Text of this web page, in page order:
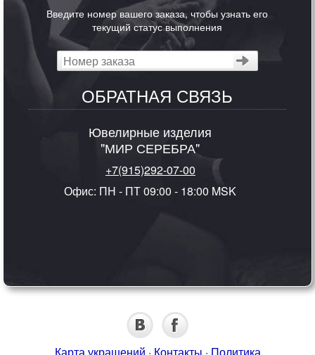
Введите номер вашего заказа, чтобы узнать его
текущий статус выполнения
ОБРАТНАЯ СВЯЗЬ
Ювелирные изделия
"МИР СЕРЕБРА"
+7(915)292-07-00
Офис: ПН - ПТ 09:00 - 18:00 MSK